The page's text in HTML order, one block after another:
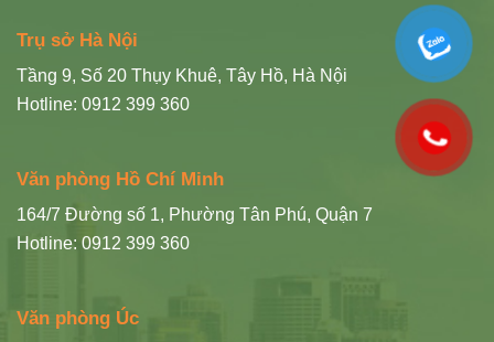
Trụ sở Hà Nội
Tầng 9, Số 20 Thụy Khuê, Tây Hồ, Hà Nội
Hotline: 0912 399 360
Văn phòng Hồ Chí Minh
164/7 Đường số 1, Phường Tân Phú, Quận 7
Hotline: 0912 399 360
Văn phòng Úc